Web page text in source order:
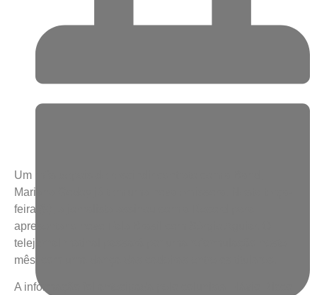
Um mês depois de rescindir contrato com a Band,
Mariana Godoy já tem uma nova emissora. Nesta terça-
feira (9), a jornalista assinou com a Record para
apresentar o novo Fala Brasil com Sérgio Aguiar. O
telejornal matinal passará por uma reformulação neste
mês, com uma dança das cadeiras entre os titulares.
A informação foi antecipada pelo colunista Flávio Ricco,